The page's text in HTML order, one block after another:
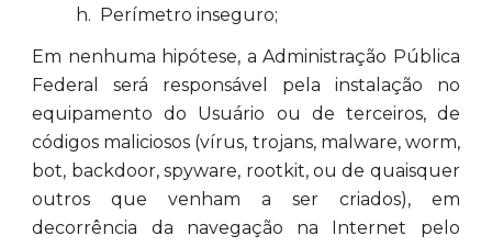
h. Perímetro inseguro;
Em nenhuma hipótese, a Administração Pública
Federal será responsável pela instalação no
equipamento do Usuário ou de terceiros, de
códigos maliciosos (vírus, trojans, malware, worm,
bot, backdoor, spyware, rootkit, ou de quaisquer
outros que venham a ser criados), em
decorrência da navegação na Internet pelo